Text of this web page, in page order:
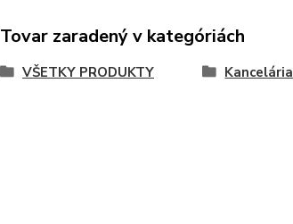
Tovar zaradený v kategóriách
VŠETKY PRODUKTY Kancelária